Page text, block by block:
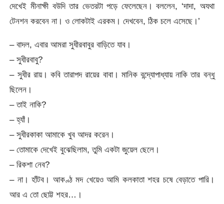
দেখেই মীনাক্ষী বউদি তার ভেতরটা পড়ে ফেলেছেন। বললেন, ‘দাদা, অযথা
টেনশন করবেন না। ও লোকটাই এরকম। দেখবেন, ঠিক চলে এসেছে।’
– বাদল, এবার আমরা সুধীরবাবুর বাড়িতে যাব।
– সুধীরবাবু?
– সুধীর রায়। কবি তারাপদ রায়ের বাবা। মানিক বন্দ্যোপাধ্যায় নাকি তার বন্ধু
ছিলেন।
– তাই নাকি?
– হ্যাঁ।
– সুধীরকাকা আমাকে খুব আদর করেন।
– তোমাকে দেখেই বুঝেছিলাম, তুমি একটা জুয়েল ছেলে।
– রিকশা নেব?
– না। হাঁটব। আকণ্ঠ মদ খেয়েও আমি কলকাতা শহর চষে বেড়াতে পারি।
আর এ তো ছোট্ট শহর…।